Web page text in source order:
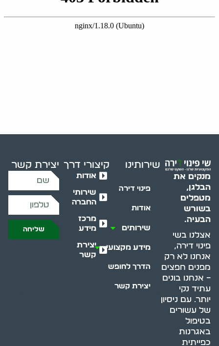
מנקים את
הבלגן,
מטפלים
בשורש
הבעיה.
אצלנו בשי
פינוי דירה,
אנחנו לא רק
מפנים חפצים
– אנחנו בונים
עתיד נקי
יותר. עם ניסיון
של עשורים
בטיפול
באגרנות
כפייתית
שירותינו
פינוי דירה
אודות
שירותים
מידע מקצועי
הדרך לחופש
יצירת קשר
קיצורי דרך
אודות
שירותי
החברה
מרכז
מידע
יצירת
קשר
יצירת קשר
שליחה